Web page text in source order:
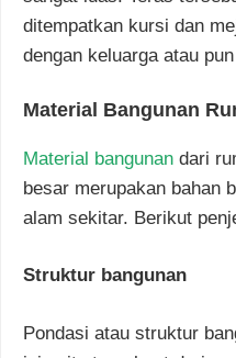
ditempatkan kursi dan
dengan keluarga atau
Material Bangunan
Material bangunan dari
besar merupakan bahan
alam sekitar. Berikut
Struktur bangunan
Pondasi atau struktur